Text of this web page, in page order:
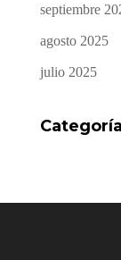
septiembre
agosto 2025
julio 2025